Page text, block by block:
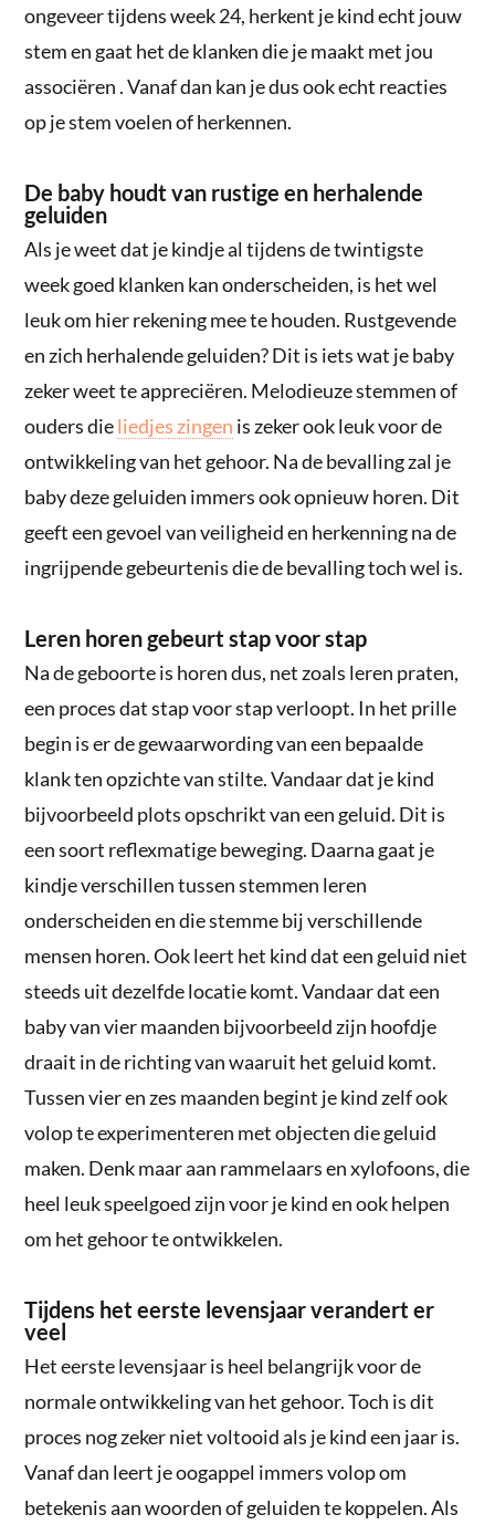
ongeveer tijdens week 24, herkent je kind echt jouw
stem en gaat het de klanken die je maakt met jou
associëren . Vanaf dan kan je dus ook echt reacties
op je stem voelen of herkennen.
De baby houdt van rustige en herhalende
geluiden
Als je weet dat je kindje al tijdens de twintigste
week goed klanken kan onderscheiden, is het wel
leuk om hier rekening mee te houden. Rustgevende
en zich herhalende geluiden? Dit is iets wat je baby
zeker weet te appreciëren. Melodieuze stemmen of
ouders dieliedjes zingen is zeker ook leuk voor de
ontwikkeling van het gehoor. Na de bevalling zal je
baby deze geluiden immers ook opnieuw horen. Dit
geeft een gevoel van veiligheid en herkenning na de
ingrijpende gebeurtenis die de bevalling toch wel is.
Leren horen gebeurt stap voor stap
Na de geboorte is horen dus, net zoals leren praten,
een proces dat stap voor stap verloopt. In het prille
begin is er de gewaarwording van een bepaalde
klank ten opzichte van stilte. Vandaar dat je kind
bijvoorbeeld plots opschrikt van een geluid. Dit is
een soort reflexmatige beweging. Daarna gaat je
kindje verschillen tussen stemmen leren
onderscheiden en die stemme bij verschillende
mensen horen. Ook leert het kind dat een geluid niet
steeds uit dezelfde locatie komt. Vandaar dat een
baby van vier maanden bijvoorbeeld zijn hoofdje
draait in de richting van waaruit het geluid komt.
Tussen vier en zes maanden begint je kind zelf ook
volop te experimenteren met objecten die geluid
maken. Denk maar aan rammelaars en xylofoons, die
heel leuk speelgoed zijn voor je kind en ook helpen
om het gehoor te ontwikkelen.
Tijdens het eerste levensjaar verandert er
veel
Het eerste levensjaar is heel belangrijk voor de
normale ontwikkeling van het gehoor. Toch is dit
proces nog zeker niet voltooid als je kind een jaar is.
Vanaf dan leert je oogappel immers volop om
betekenis aan woorden of geluiden te koppelen. Als